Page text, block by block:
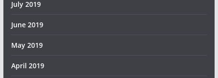
July 2019
June 2019
May 2019
April 2019